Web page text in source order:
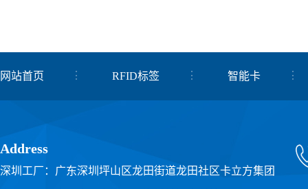
网站首页 RFID标签 智能卡
关于我们
Address
深圳工厂：广东深圳坪山区龙田街道龙田社区卡立方集团